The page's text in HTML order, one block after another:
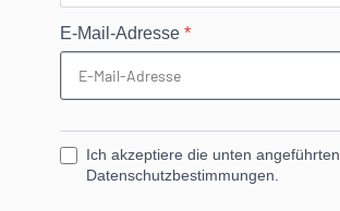
E-Mail-Adresse*
Ich akzeptiere die unten angeführten
Datenschutzbestimmungen.